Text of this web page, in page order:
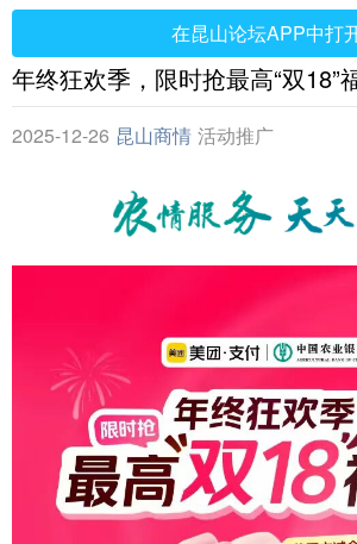
在昆山论坛APP中打
年终狂欢季，限时抢最高“双18”
2025-12-26 昆山商情 活动推广